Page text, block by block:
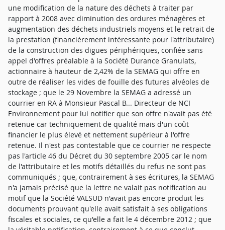
une modification de la nature des déchets à traiter par
rapport à 2008 avec diminution des ordures ménagères et
augmentation des déchets industriels moyens et le retrait de
la prestation (financièrement intéressante pour l'attributaire)
de la construction des digues périphériques, confiée sans
appel d'offres préalable à la Société Durance Granulats,
actionnaire à hauteur de 2,42% de la SEMAG qui offre en
outre de réaliser les vides de fouille des futures alvéoles de
stockage ; que le 29 Novembre la SEMAG a adressé un
courrier en RA à Monsieur Pascal B... Directeur de NCI
Environnement pour lui notifier que son offre n'avait pas été
retenue car techniquement de qualité mais d'un coût
financier le plus élevé et nettement supérieur à l'offre
retenue. Il n'est pas contestable que ce courrier ne respecte
pas l'article 46 du Décret du 30 septembre 2005 car le nom
de l'attributaire et les motifs détaillés du refus ne sont pas
communiqués ; que, contrairement à ses écritures, la SEMAG
n'a jamais précisé que la lettre ne valait pas notification au
motif que la Société VALSUD n'avait pas encore produit les
documents prouvant qu'elle avait satisfait à ses obligations
fiscales et sociales, ce qu'elle a fait le 4 décembre 2012 ; que